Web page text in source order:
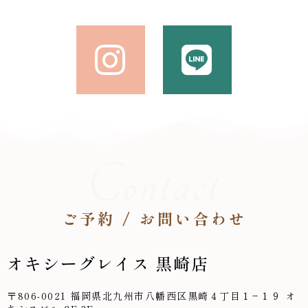
ご予約 / お問い合わせ
オキシーグレイス 黒崎店
〒806-0021 福岡県北九州市八幡西区黒崎４丁目１−１９ オ